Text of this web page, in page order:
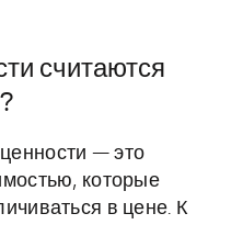
считаются
— это
которые
в цене. К